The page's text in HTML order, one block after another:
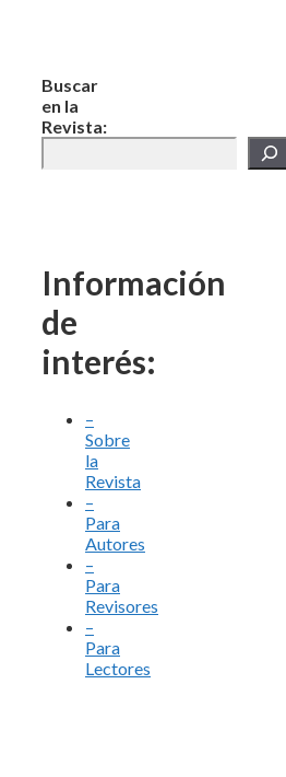
Buscar
en la
Revista:
Información
de
interés:
–
Sobre
la
Revista
–
Para
Autores
–
Para
Revisores
–
Para
Lectores